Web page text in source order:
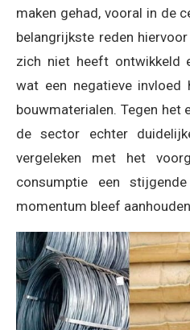
maken gehad, vooral in de
belangrijkste reden
zich niet heeft ontwikkeld
wat een negatieve
bouwmaterialen. Tegen het
de sector echter
vergeleken met het
consumptie een
momentum bleef